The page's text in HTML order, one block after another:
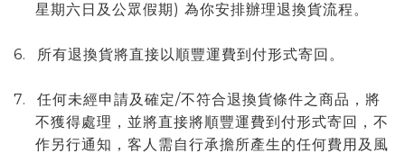
星期六日及公眾假期 ) 為你安排辦理退換貨流程。
6. 所有退換貨將直接以順豐運費到付形式寄回。
7. 任何未經申請及確定/不符合退換貨條件之商品，將
不獲得處理，並將直接將順豐運費到付形式寄回，不
作另行通知，客人需自行承擔所產生的任何費用及風